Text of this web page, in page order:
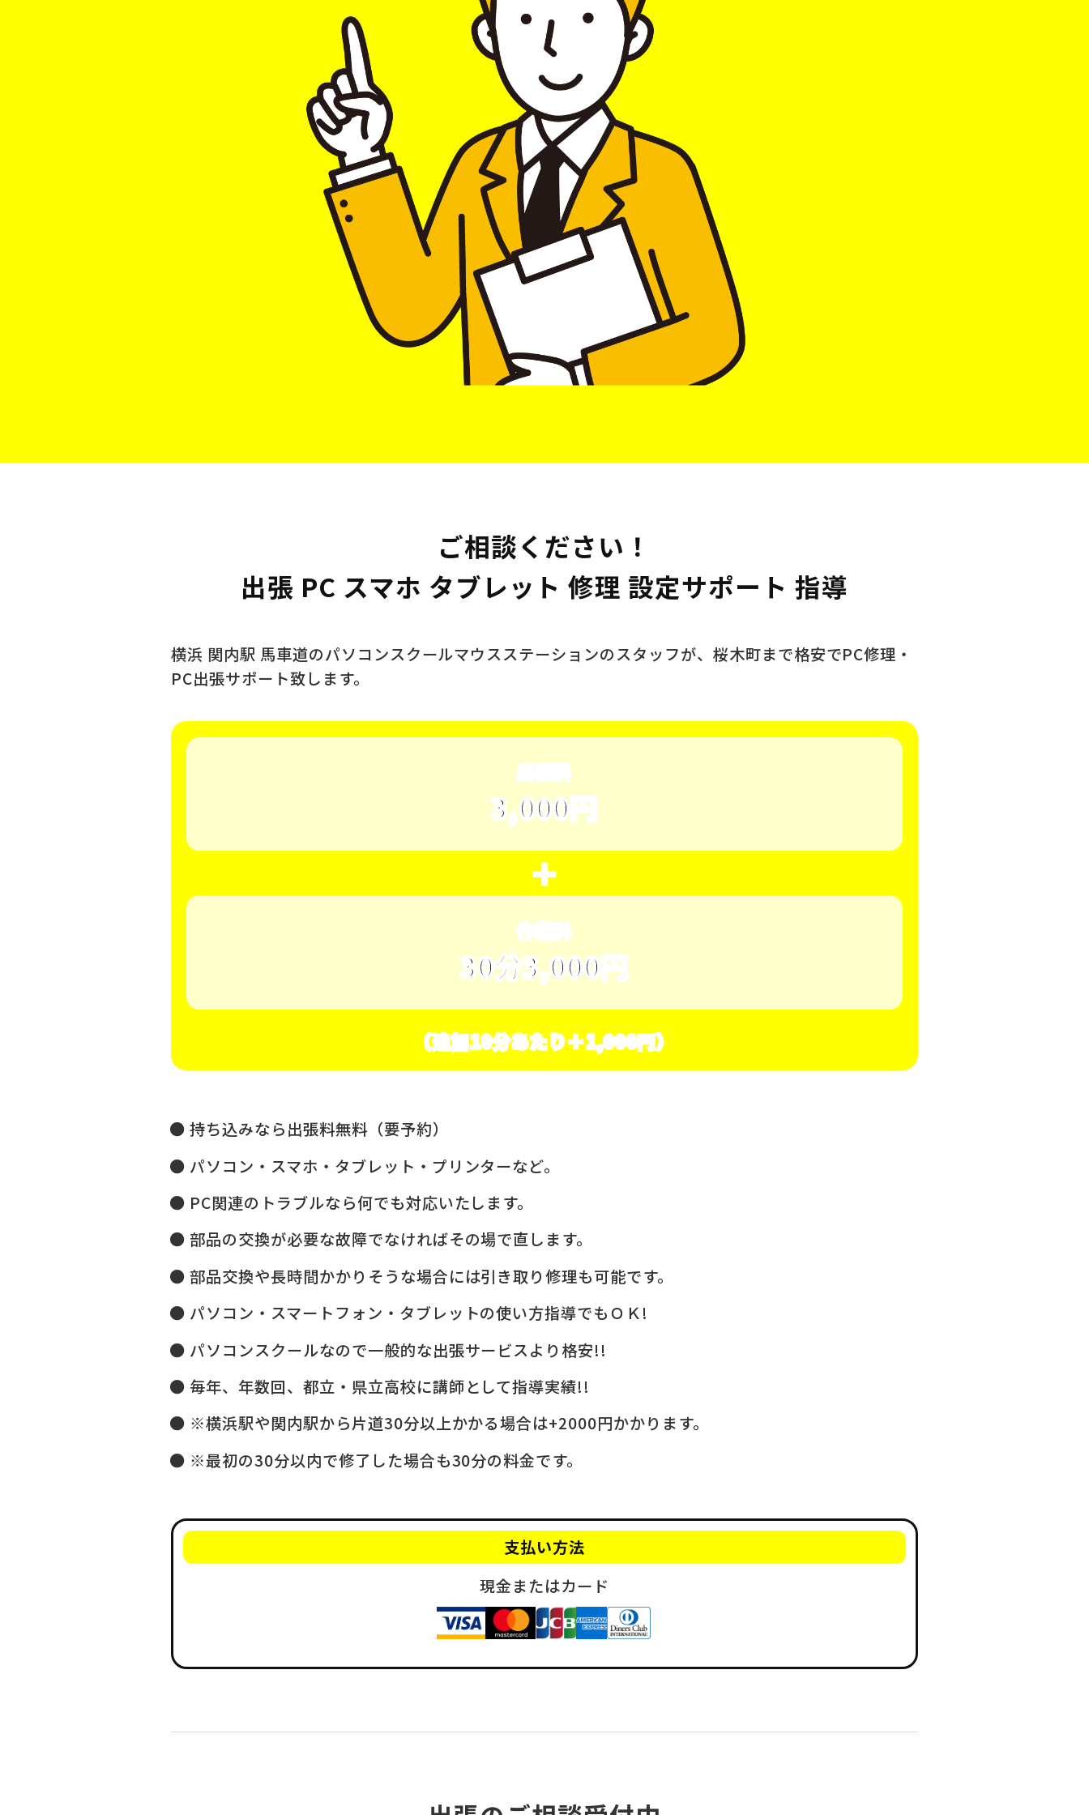
ご相談ください！
出張 PC スマホ タブレット 修理 設定サポート 指導
横浜 関内駅 馬車道のパソコンスクールマウスステーションのスタッフが、 桜木町まで格安でPC修理・
PC出張サポート致します。
出張料
3,000円
＋
作業料
30分3,000円
（追加10分あたり＋1,000円）
持ち込みなら出張料無料（要予約）
パソコン・スマホ・タブレット・プリンターなど。
PC関連のトラブルなら何でも対応いたします。
部品の交換が必要な故障でなければその場で直します。
部品交換や長時間かかりそうな場合には引き取り修理も可能です。
パソコン・スマートフォン・タブレットの使い方指導でもＯＫ!
パソコンスクールなので一般的な出張サービスより格安!!
毎年、年数回、都立・県立高校に講師として指導実績!!
※横浜駅や関内駅から片道30分以上かかる場合は+2000円かかります。
※最初の30分以内で修了した場合も30分の料金です。
支払い方法
現金またはカード